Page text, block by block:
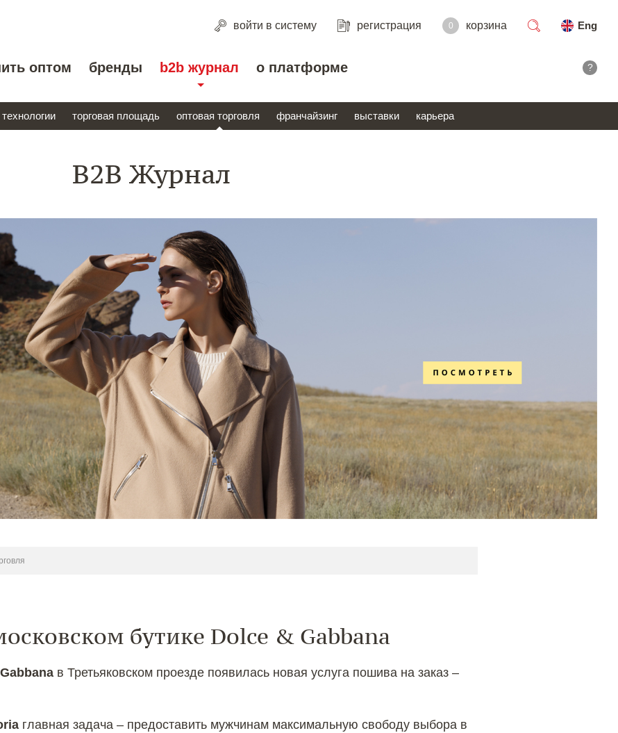
войти в систему регистрация 0 корзина
Eng
оптом бренды b2b журнал о платформе ?
технологии торговая площадь оптовая торговля франчайзинг выставки карьера
B2B Журнал
бутике Dolce & Gabbana
в Третьяковском проезде появилась новая услуга пошива на заказ –
главная задача – предоставить мужчинам максимальную свободу выбора в